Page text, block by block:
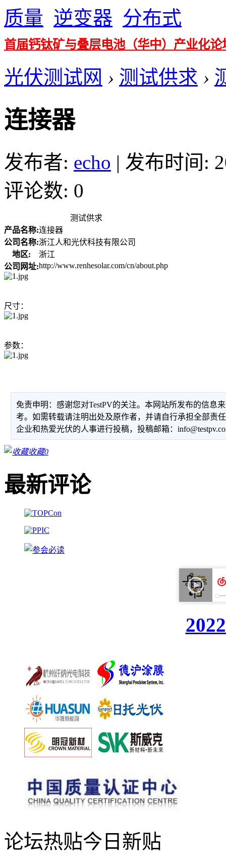
质量 逆变器 分布式
首届钙钛矿与叠层电池（华中）产业化论
光伏测试网 › 测试供求 ›
连接器
发布者: echo | 发布时间:
评论数: 0
测试供求
产品名称:连接器
公司名称:浙江人和光伏科技有限公司
地区:
浙江
公司网址:http://www.renhesolar.com/cn/about.php
尺寸：
参数：
免责申明：感谢您对TestPV的关注。本网站所发布的信息
考。如需转载请注明出处及原作者，并请自行承担全部责
企业和热爱光伏的人事进行投稿，投稿邮箱：
收藏0
最新评论
论坛热贴今日新贴